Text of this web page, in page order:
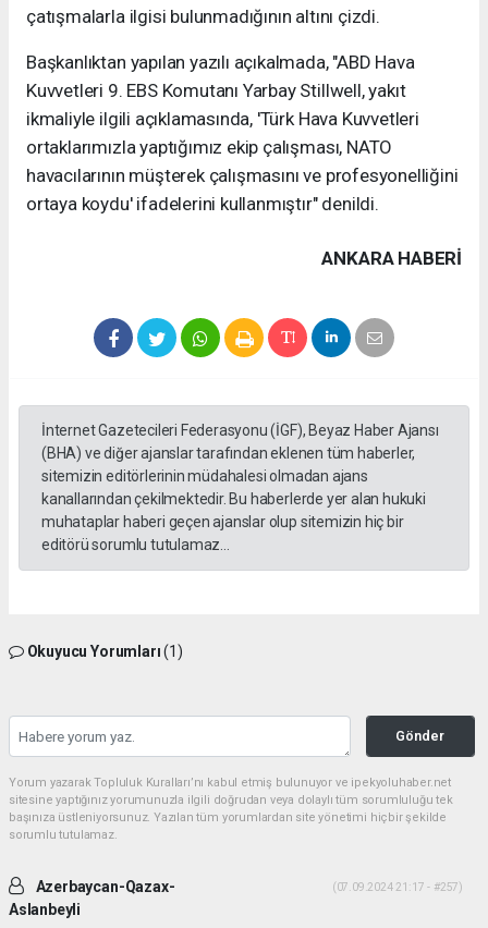
çatışmalarla ilgisi bulunmadığının altını çizdi.
Başkanlıktan yapılan yazılı açıkalmada, "ABD Hava
Kuvvetleri 9. EBS Komutanı Yarbay Stillwell, yakıt
ikmaliyle ilgili açıklamasında, 'Türk Hava Kuvvetleri
ortaklarımızla yaptığımız ekip çalışması, NATO
havacılarının müşterek çalışmasını ve profesyonelliğini
ortaya koydu' ifadelerini kullanmıştır" denildi.
ANKARA HABERİ
İnternet Gazetecileri Federasyonu (İGF), Beyaz Haber Ajansı
(BHA) ve diğer ajanslar tarafından eklenen tüm haberler,
sitemizin editörlerinin müdahalesi olmadan ajans
kanallarından çekilmektedir. Bu haberlerde yer alan hukuki
muhataplar haberi geçen ajanslar olup sitemizin hiç bir
editörü sorumlu tutulamaz...
Okuyucu Yorumları(1)
Gönder
Yorum yazarak Topluluk Kuralları’nı kabul etmiş bulunuyor ve ipekyoluhaber.net
sitesine yaptığınız yorumunuzla ilgili doğrudan veya dolaylı tüm sorumluluğu tek
başınıza üstleniyorsunuz. Yazılan tüm yorumlardan site yönetimi hiçbir şekilde
sorumlu tutulamaz.
Azerbaycan-Qazax-
Aslanbeyli
(07.09.2024 21:17 - #257)